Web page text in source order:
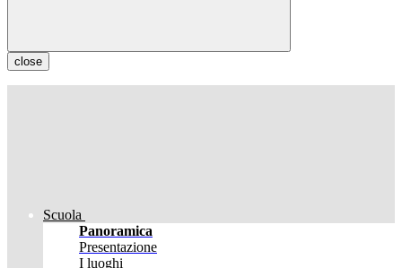
close
Scuola
Panoramica
Presentazione
I luoghi